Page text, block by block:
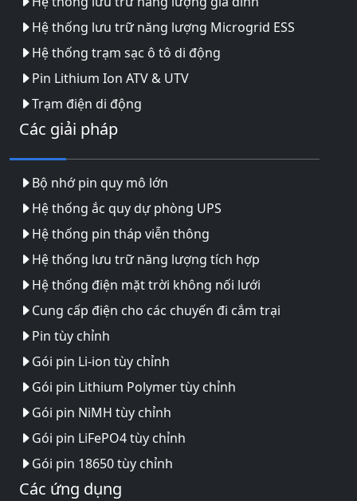
Hệ thống lưu trữ năng lượng Microgrid ESS
Hệ thống trạm sạc ô tô di động
Pin Lithium Ion ATV & UTV
Trạm điện di động
Các giải pháp
Bộ nhớ pin quy mô lớn
Hệ thống ắc quy dự phòng UPS
Hệ thống pin tháp viễn thông
Hệ thống lưu trữ năng lượng tích hợp
Hệ thống điện mặt trời không nối lưới
Cung cấp điện cho các chuyến đi cắm trại
Pin tùy chỉnh
Gói pin Li-ion tùy chỉnh
Gói pin Lithium Polymer tùy chỉnh
Gói pin NiMH tùy chỉnh
Gói pin LiFePO4 tùy chỉnh
Gói pin 18650 tùy chỉnh
Các ứng dụng